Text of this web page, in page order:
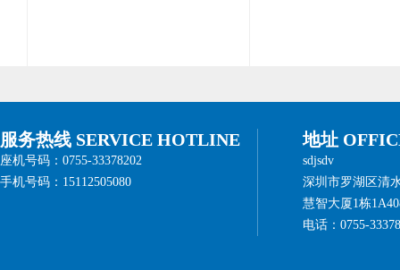
服务热线 SERVICE HOTLINE
座机号码：0755-33378202
手机号码：15112505080
地址
sdjsdv
深圳市罗湖区清
慧智大厦1栋
电话：0755-